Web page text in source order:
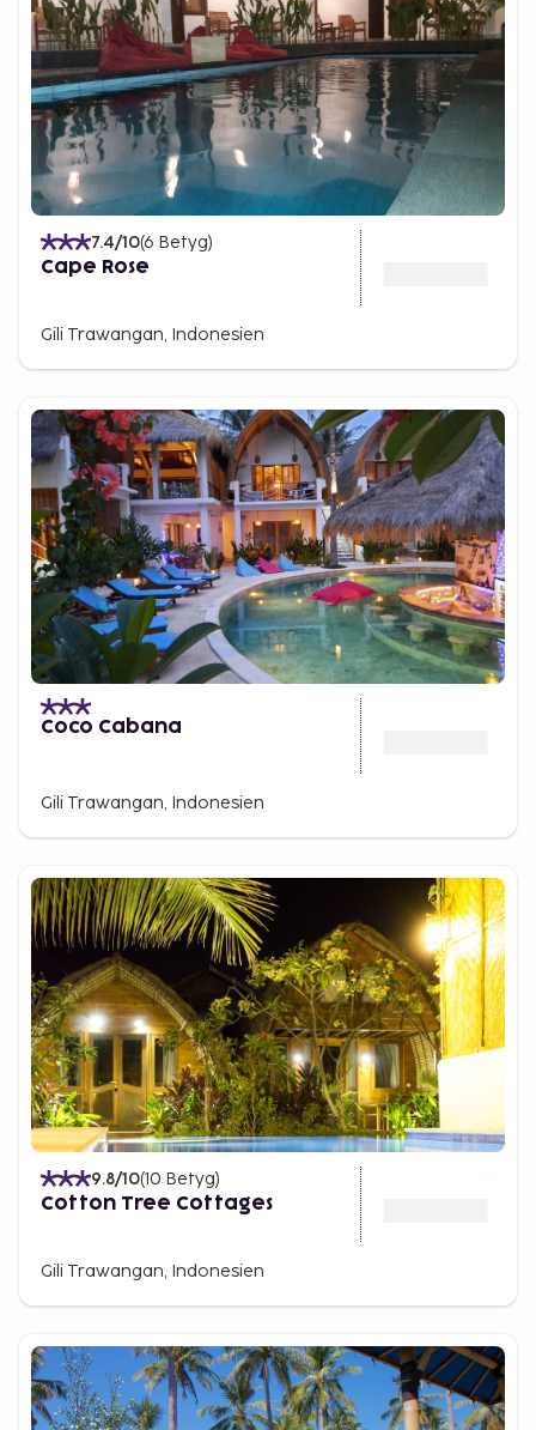
7.4/10(6 Betyg)
Cape Rose
Gili Trawangan, Indonesien
Coco Cabana
Gili Trawangan, Indonesien
9.8/10(10 Betyg)
Cotton Tree Cottages
Gili Trawangan, Indonesien